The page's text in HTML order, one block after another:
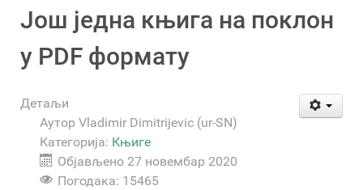
Још једна књига на поклон
у PDF формату
Детаљи
Аутор Vladimir Dimitrijevic (ur-SN)
Категорија: Књиге
Објављено 27 новембар 2020
Погодака: 15465